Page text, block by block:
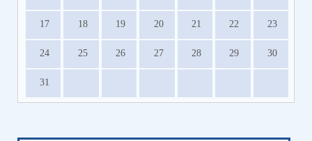
Прекратите или приостановите ИП участника
семей.pdf
17 18 19 20 21 22 23
24 25 26 27 28 29 30
31